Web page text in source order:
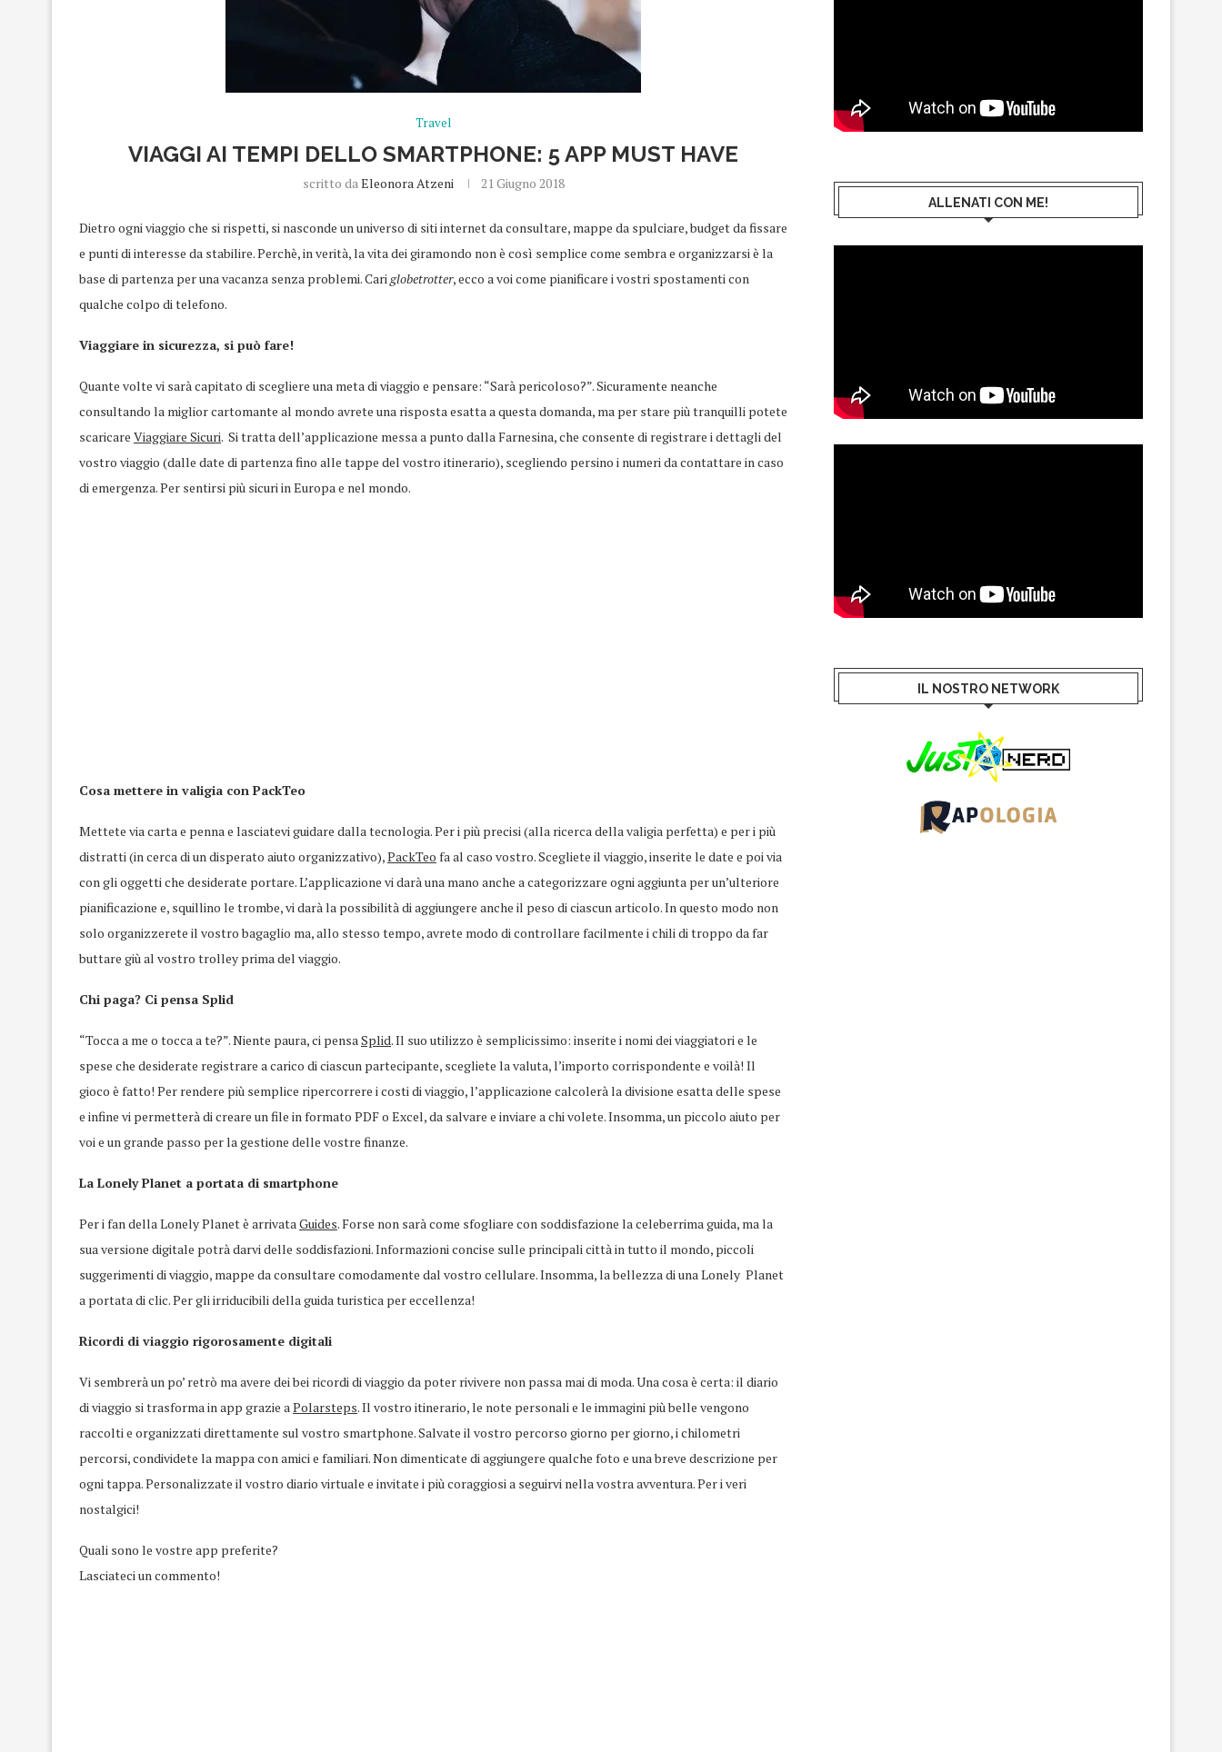
Travel
VIAGGI AI TEMPI DELLO SMARTPHONE: 5 APP MUST HAVE
scritto daEleonora Atzeni 21 Giugno 2018
Dietro ogni viaggio che si rispetti, si nasconde un universo di siti internet da consultare, mappe da spulciare, budget da fissare
e punti di interesse da stabilire. Perchè, in verità, la vita dei giramondo non è così semplice come sembra e organizzarsi è la
base di partenza per una vacanza senza problemi. Cariglobetrotter, ecco a voi come pianificare i vostri spostamenti con
qualche colpo di telefono.
Viaggiare in sicurezza, si può fare!
Quante volte vi sarà capitato di scegliere una meta di viaggio e pensare: “Sarà pericoloso?”. Sicuramente neanche
consultando la miglior cartomante al mondo avrete una risposta esatta a questa domanda, ma per stare più tranquilli potete
scaricare Viaggiare Sicuri. Si tratta dell’applicazione messa a punto dalla Farnesina, che consente di registrare i dettagli del
vostro viaggio (dalle date di partenza fino alle tappe del vostro itinerario), scegliendo persino i numeri da contattare in caso
di emergenza. Per sentirsi più sicuri in Europa e nel mondo.
Cosa mettere in valigia con PackTeo
Mettete via carta e penna e lasciatevi guidare dalla tecnologia. Per i più precisi (alla ricerca della valigia perfetta) e per i più
distratti (in cerca di un disperato aiuto organizzativo),PackTeo fa al caso vostro. Scegliete il viaggio, inserite le date e poi via
con gli oggetti che desiderate portare. L’applicazione vi darà una mano anche a categorizzare ogni aggiunta per un’ulteriore
pianificazione e, squillino le trombe, vi darà la possibilità di aggiungere anche il peso di ciascun articolo. In questo modo non
solo organizzerete il vostro bagaglio ma, allo stesso tempo, avrete modo di controllare facilmente i chili di troppo da far
buttare giù al vostro trolley prima del viaggio.
Chi paga? Ci pensa Splid
“Tocca a me o tocca a te?”. Niente paura, ci pensaSplid. Il suo utilizzo è semplicissimo: inserite i nomi dei viaggiatori e le
spese che desiderate registrare a carico di ciascun partecipante, scegliete la valuta, l’importo corrispondente e voilà! Il
gioco è fatto! Per rendere più semplice ripercorrere i costi di viaggio, l’applicazione calcolerà la divisione esatta delle spese
e infine vi permetterà di creare un file in formato PDF o Excel, da salvare e inviare a chi volete. Insomma, un piccolo aiuto per
voi e un grande passo per la gestione delle vostre finanze.
La Lonely Planet a portata di smartphone
Per i fan della Lonely Planet è arrivataGuides. Forse non sarà come sfogliare con soddisfazione la celeberrima guida, ma la
sua versione digitale potrà darvi delle soddisfazioni. Informazioni concise sulle principali città in tutto il mondo, piccoli
suggerimenti di viaggio, mappe da consultare comodamente dal vostro cellulare. Insomma, la bellezza di una Lonely Planet
a portata di clic. Per gli irriducibili della guida turistica per eccellenza!
Ricordi di viaggio rigorosamente digitali
Vi sembrerà un po’ retrò ma avere dei bei ricordi di viaggio da poter rivivere non passa mai di moda. Una cosa è certa: il diario
di viaggio si trasforma in app grazie aPolarsteps. Il vostro itinerario, le note personali e le immagini più belle vengono
raccolti e organizzati direttamente sul vostro smartphone. Salvate il vostro percorso giorno per giorno, i chilometri
percorsi, condividete la mappa con amici e familiari. Non dimenticate di aggiungere qualche foto e una breve descrizione per
ogni tappa. Personalizzate il vostro diario virtuale e invitate i più coraggiosi a seguirvi nella vostra avventura. Per i veri
nostalgici!
Quali sono le vostre app preferite?
Lasciateci un commento!
ALLENATI CON ME!
IL NOSTRO NETWORK